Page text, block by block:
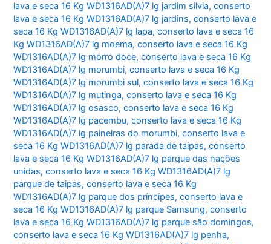
lava e seca 16 Kg WD1316AD(A)7 lg jardim silvia,conserto
lava e seca 16 Kg WD1316AD(A)7 lg jardins,conserto lava e
seca 16 Kg WD1316AD(A)7 lg lapa,conserto lava e seca 16
Kg WD1316AD(A)7 lg moema,conserto lava e seca 16 Kg
WD1316AD(A)7 lg morro doce,conserto lava e seca 16 Kg
WD1316AD(A)7 lg morumbi,conserto lava e seca 16 Kg
WD1316AD(A)7 lg morumbi sul,conserto lava e seca 16 Kg
WD1316AD(A)7 lg mutinga,conserto lava e seca 16 Kg
WD1316AD(A)7 lg osasco,conserto lava e seca 16 Kg
WD1316AD(A)7 lg pacembu,conserto lava e seca 16 Kg
WD1316AD(A)7 lg paineiras do morumbi,conserto lava e
seca 16 Kg WD1316AD(A)7 lg parada de taipas,conserto
lava e seca 16 Kg WD1316AD(A)7 lg parque das nações
unidas,conserto lava e seca 16 Kg WD1316AD(A)7 lg
parque de taipas,conserto lava e seca 16 Kg
WD1316AD(A)7 lg parque dos príncipes,conserto lava e
seca 16 Kg WD1316AD(A)7 lg parque Samsung,conserto
lava e seca 16 Kg WD1316AD(A)7 lg parque são domingos,
conserto lava e seca 16 Kg WD1316AD(A)7 lg penha,